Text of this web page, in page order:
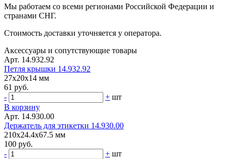
Мы работаем со всеми регионами Российской Федерации и
странами СНГ.
Стоимость доставки уточняется у оператора.
Аксессуары и сопутствующие товары
Арт. 14.932.92
Петля крышки 14.932.92
27x20x14 мм
61 руб.
-
+ шт
В корзину
Арт. 14.930.00
Держатель для этикетки 14.930.00
210x24.4x67.5 мм
100 руб.
-
+ шт